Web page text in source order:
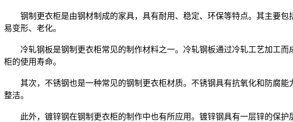
钢制更衣柜是由钢材制成的家具，具有耐用、稳定、环保等特点。其主要包
易变形、老化。
冷轧钢板是钢制更衣柜常见的制作材料之一。冷轧钢板通过冷轧工艺加工而
柜的使用寿命。
其次，不锈钢也是一种常见的钢制更衣柜材质。不锈钢具有抗氧化和防腐能
整洁。
此外，镀锌钢在钢制更衣柜的制作中也有所应用。镀锌钢具有一层锌的保护